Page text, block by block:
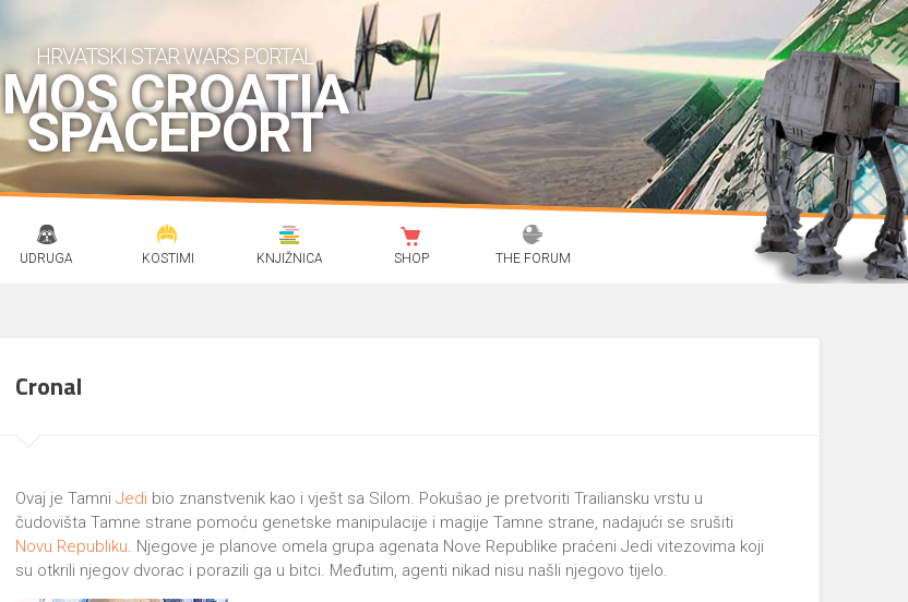
HRVATSKI STAR WARS PORTAL
MOS CROATIA
SPACEPORT
UDRUGA KOSTIMI KNJIŽNICA SHOP THE FORUM
Cronal
Ovaj je TamniJedi bio znanstvenik kao i vješt sa Silom. Pokušao je pretvoriti Trailiansku vrstu u
čudovišta Tamne strane pomoću genetske manipulacije i magije Tamne strane, nadajući se srušiti
Novu Republiku. Njegove je planove omela grupa agenata Nove Republike praćeni Jedi vitezovima koji
su otkrili njegov dvorac i porazili ga u bitci. Međutim, agenti nikad nisu našli njegovo tijelo.